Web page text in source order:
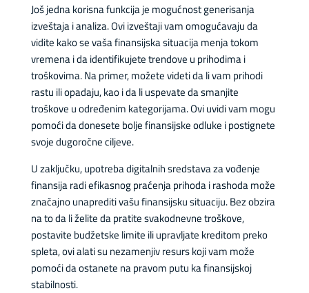
Još jedna korisna funkcija je mogućnost generisanja
izveštaja i analiza. Ovi izveštaji vam omogućavaju da
vidite kako se vaša finansijska situacija menja tokom
vremena i da identifikujete trendove u prihodima i
troškovima. Na primer, možete videti da li vam prihodi
rastu ili opadaju, kao i da li uspevate da smanjite
troškove u određenim kategorijama. Ovi uvidi vam mogu
pomoći da donesete bolje finansijske odluke i postignete
svoje dugoročne ciljeve.
U zaključku, upotreba digitalnih sredstava za vođenje
finansija radi efikasnog praćenja prihoda i rashoda može
značajno unaprediti vašu finansijsku situaciju. Bez obzira
na to da li želite da pratite svakodnevne troškove,
postavite budžetske limite ili upravljate kreditom preko
spleta, ovi alati su nezamenjiv resurs koji vam može
pomoći da ostanete na pravom putu ka finansijskoj
stabilnosti.